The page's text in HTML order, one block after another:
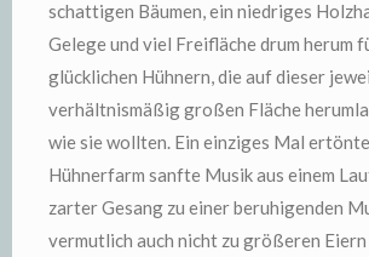
schattigen Bäumen, ein niedriges
Gelege und viel Freifläche drum herum
glücklichen Hühnern, die auf dieser
verhältnismäßig großen Fläche
wie sie wollten. Ein einziges Mal
Hühnerfarm sanfte Musik aus einem
zarter Gesang zu einer beruhigenden
vermutlich auch nicht zu größeren